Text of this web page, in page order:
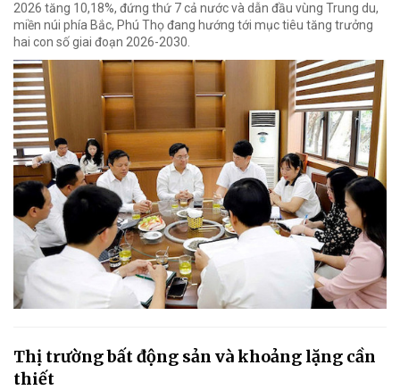
2026 tăng 10,18%, đứng thứ 7 cả nước và dẫn đầu vùng Trung du,
miền núi phía Bắc, Phú Thọ đang hướng tới mục tiêu tăng trưởng
hai con số giai đoạn 2026-2030.
Thị trường bất động sản và khoảng lặng cần
thiết